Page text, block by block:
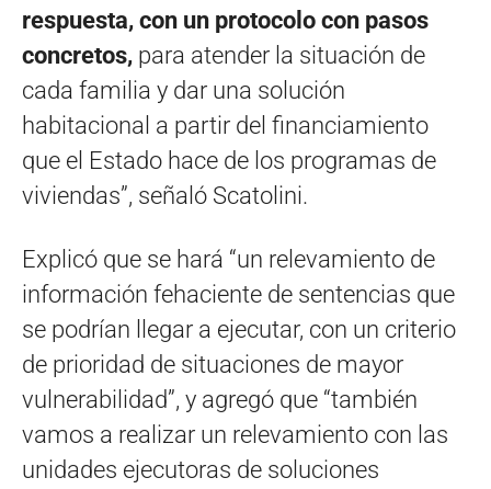
respuesta, con un protocolo con pasos
concretos, para atender la situación de
cada familia y dar una solución
habitacional a partir del financiamiento
que el Estado hace de los programas de
viviendas”, señaló Scatolini.
Explicó que se hará “un relevamiento de
información fehaciente de sentencias que
se podrían llegar a ejecutar, con un criterio
de prioridad de situaciones de mayor
vulnerabilidad”, y agregó que “también
vamos a realizar un relevamiento con las
unidades ejecutoras de soluciones